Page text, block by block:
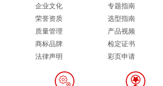
企业文化
荣誉资质
质量管理
商标品牌
法律声明
专题指南
选型指南
产品视频
检定证书
彩页申请